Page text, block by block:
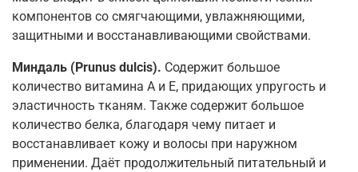
компонентов со смягчающими, увлажняющими,
защитными и восстанавливающими свойствами.
Миндаль (Prunus dulcis). Содержит большое
количество витамина А и Е, придающих упругость и
эластичность тканям. Также содержит большое
количество белка, благодаря чему питает и
восстанавливает кожу и волосы при наружном
применении. Даёт продолжительный питательный и